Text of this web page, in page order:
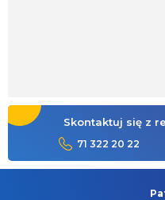
Skontaktuj się z
71 322 20 22